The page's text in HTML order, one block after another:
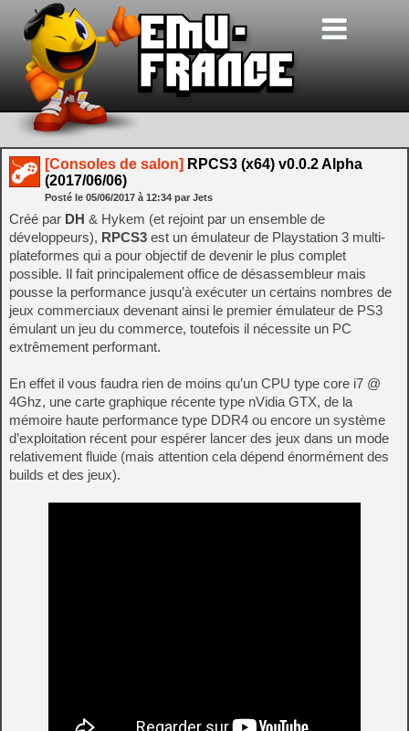
[Consoles de salon] RPCS3 (x64) v0.0.2 Alpha
(2017/06/06)
Posté le 05/06/2017 à 12:34 par Jets
Créé par DH & Hykem (et rejoint par un ensemble de
développeurs), RPCS3 est un émulateur de Playstation 3 multi-
plateformes qui a pour objectif de devenir le plus complet
possible. Il fait principalement office de désassembleur mais
pousse la performance jusqu’à exécuter un certains nombres de
jeux commerciaux devenant ainsi le premier émulateur de PS3
émulant un jeu du commerce, toutefois il nécessite un PC
extrêmement performant.
En effet il vous faudra rien de moins qu’un CPU type core i7 @
4Ghz, une carte graphique récente type nVidia GTX, de la
mémoire haute performance type DDR4 ou encore un système
d’exploitation récent pour espérer lancer des jeux dans un mode
relativement fluide (mais attention cela dépend énormément des
builds et des jeux).